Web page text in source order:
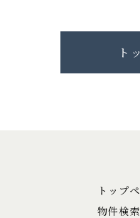
ト
トップ
物件検索